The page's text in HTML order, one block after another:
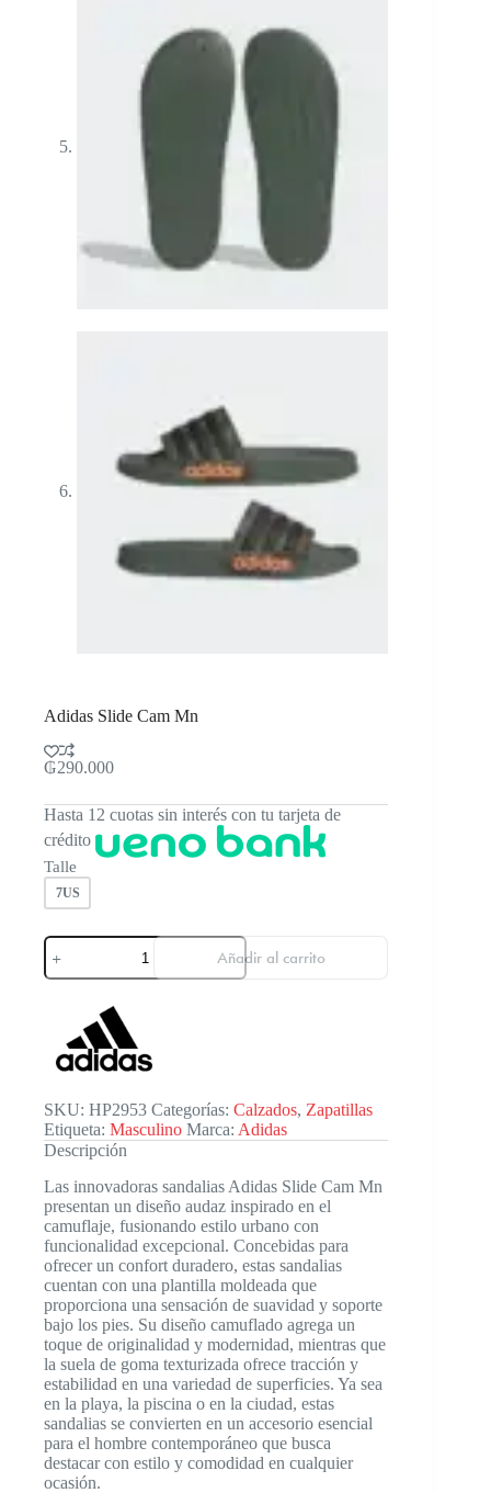
Adidas Slide Cam Mn
₲290.000
Hasta 12 cuotas sin interés con tu tarjeta de
crédito
Talle
7US
Adidas
Slide
Cam
cantidad
Añadir al carrito
SKU: HP2953 Categorías: Calzados, Zapatillas
Etiqueta: Masculino Marca: Adidas
Descripción
Las innovadoras sandalias Adidas Slide Cam Mn
presentan un diseño audaz inspirado en el
camuflaje, fusionando estilo urbano con
funcionalidad excepcional. Concebidas para
ofrecer un confort duradero, estas sandalias
cuentan con una plantilla moldeada que
proporciona una sensación de suavidad y soporte
bajo los pies. Su diseño camuflado agrega un
toque de originalidad y modernidad, mientras que
la suela de goma texturizada ofrece tracción y
estabilidad en una variedad de superficies. Ya sea
en la playa, la piscina o en la ciudad, estas
sandalias se convierten en un accesorio esencial
para el hombre contemporáneo que busca
destacar con estilo y comodidad en cualquier
ocasión.